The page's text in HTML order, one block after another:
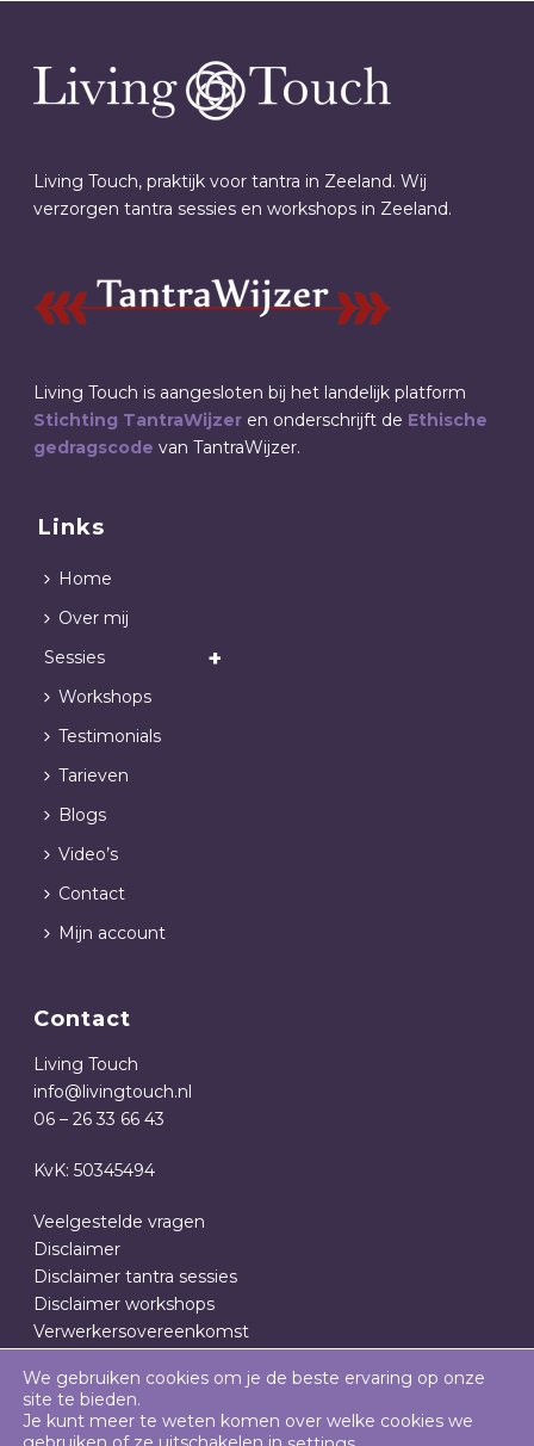
Living Touch, praktijk voor tantra in Zeeland. Wij
verzorgen tantra sessies en workshops in Zeeland.
Living Touch is aangesloten bij het landelijk platform
Stichting TantraWijzer en onderschrijft de Ethische
gedragscode van TantraWijzer.
Links
Home
Over mij
Sessies
Workshops
Testimonials
Tarieven
Blogs
Video’s
Contact
Mijn account
Contact
Living Touch
info@livingtouch.nl
06 – 26 33 66 43
KvK: 50345494
Veelgestelde vragen
Disclaimer
Disclaimer tantra sessies
Disclaimer workshops
Verwerkersovereenkomst
Algemene Voorwaarden
We gebruiken cookies om je de beste ervaring op onze
site te bieden.
Je kunt meer te weten komen over welke cookies we